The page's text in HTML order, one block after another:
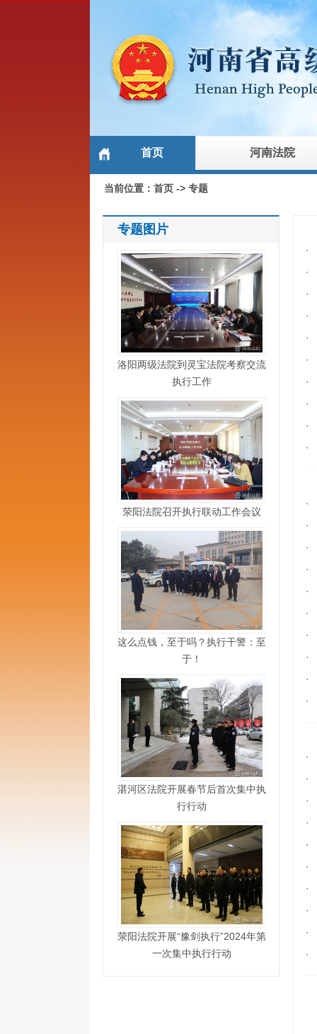
首页 河南法院
当前位置： 首页-> 专题
专题图片
洛阳两级法院到灵宝法院考察交流
执行工作
荥阳法院召开执行联动工作会议
这么点钱，至于吗？执行干警：至
于！
湛河区法院开展春节后首次集中执
行行动
荥阳法院开展“豫剑执行”2024年第
一次集中执行行动
·
·
·
·
·
·
·
·
·
·
·
·
·
·
·
·
·
·
·
·
·
·
·
·
·
·
·
·
·
·